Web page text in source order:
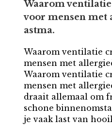
Waarom
voor mensen met
astma.
Waarom ventilatie
mensen met
Waarom ventilatie
mensen met
draait allemaal om
schone
je vaak last van